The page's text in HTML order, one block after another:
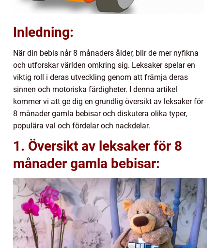
Inledning:
När din bebis når 8 månaders ålder, blir de mer nyfikna
och utforskar världen omkring sig. Leksaker spelar en
viktig roll i deras utveckling genom att främja deras
sinnen och motoriska färdigheter. I denna artikel
kommer vi att ge dig en grundlig översikt av leksaker för
8 månader gamla bebisar och diskutera olika typer,
populära val och fördelar och nackdelar.
1. Översikt av leksaker för 8
månader gamla bebisar: